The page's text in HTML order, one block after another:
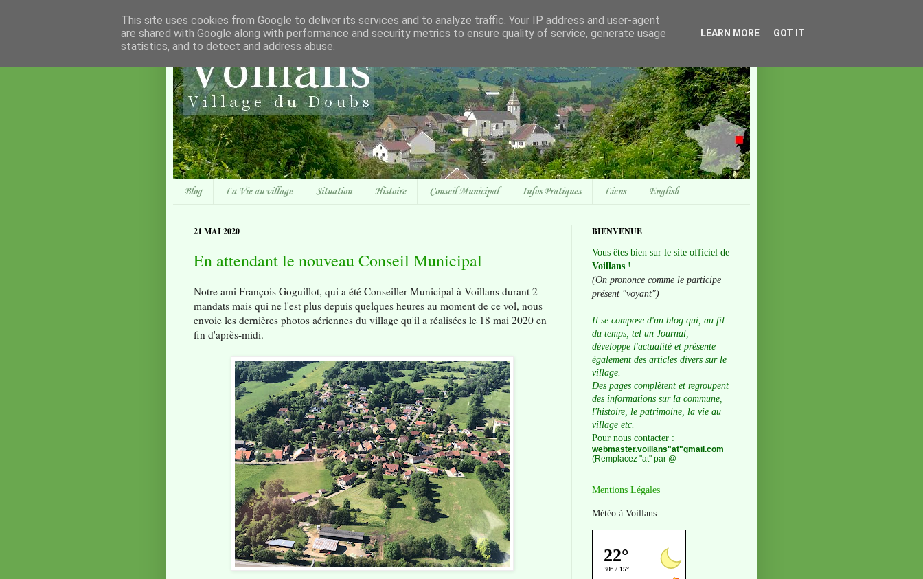
Blog La Vie au village Situation Histoire Conseil Municipal Infos Pratiques Liens English
21 MAI 2020
En attendant le nouveau Conseil Municipal
Notre ami François Goguillot, qui a été Conseiller Municipal à Voillans durant 2
mandats mais qui ne l'est plus depuis quelques heures au moment de ce vol, nous
envoie les dernières photos aériennes du village qu'il a réalisées le 18 mai 2020 en
fin d'après-midi.
BIENVENUE
Vous êtes bien sur le site officiel de
Voillans !
(On prononce comme le participe
présent "voyant")
Il se compose d'un blog qui, au fil
du temps, tel un Journal,
développe l'actualité et présente
également des articles divers sur le
village.
Des pages complètent et regroupent
des informations sur la commune,
l'histoire, le patrimoine, la vie au
village etc.
Pour nous contacter :
webmaster.voillans"at"gmail.com
(Remplacez "at" par @
Mentions Légales
Météo à Voillans
This site uses cookies from Google to deliver its services and to analyze traffic. Your IP address and user-agent
are shared with Google along with performance and security metrics to ensure quality of service, generate usage
statistics, and to detect and address abuse.
LEARN MORE GOT IT